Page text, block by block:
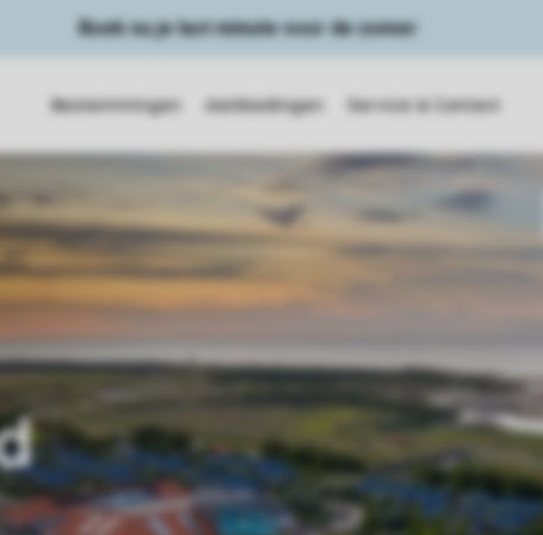
Boek nu je last minute voor de zomer
Bestemmingen Aanbiedingen Service & Contact